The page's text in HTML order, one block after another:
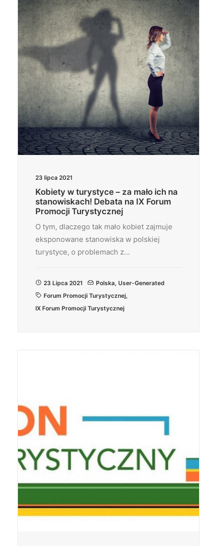
Wyszukiwanie
23 lipca 2021
Kobiety w turystyce – za mało ich na
stanowiskach! Debata na IX Forum
Promocji Turystycznej
O tym, dlaczego tak mało kobiet zajmuje
eksponowane stanowiska w polskiej
turystyce, o problemach z…
23 Lipca 2021 Polska, User-Generated
Forum Promocji Turystycznej,
IX Forum Promocji Turystycznej